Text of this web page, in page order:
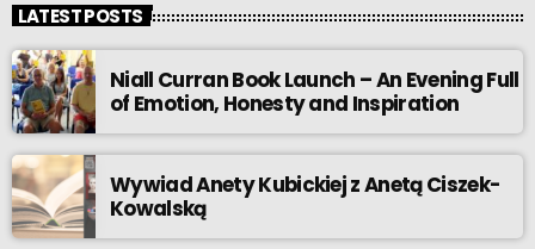
LATEST POSTS
Niall Curran Book Launch – An Evening Full
of Emotion, Honesty and Inspiration
Wywiad Anety Kubickiej z Anetą Ciszek-
Kowalską